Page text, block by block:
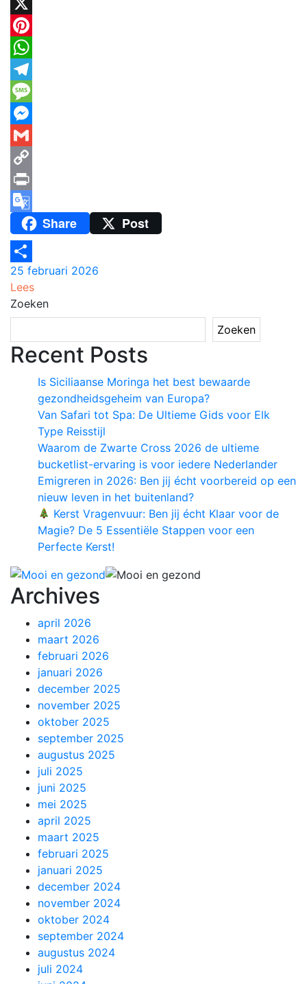
LinkedIn
X
Pinterest
WhatsApp
Telegram
Message
Messenger
Gmail
Copy
Link
Print
Google
Translate
Share Post
Delen
25 februari 2026
Lees
Zoeken
Zoeken
Recent Posts
Is Siciliaanse Moringa het best bewaarde
gezondheidsgeheim van Europa?
Van Safari tot Spa: De Ultieme Gids voor Elk
Type Reisstijl
Waarom de Zwarte Cross 2026 de ultieme
bucketlist-ervaring is voor iedere Nederlander
Emigreren in 2026: Ben jij écht voorbereid op een
nieuw leven in het buitenland?
Kerst Vragenvuur: Ben jij écht Klaar voor de
Magie? De 5 Essentiële Stappen voor een
Perfecte Kerst!
Archives
april 2026
maart 2026
februari 2026
januari 2026
december 2025
november 2025
oktober 2025
september 2025
augustus 2025
juli 2025
juni 2025
mei 2025
april 2025
maart 2025
februari 2025
januari 2025
december 2024
november 2024
oktober 2024
september 2024
augustus 2024
juli 2024